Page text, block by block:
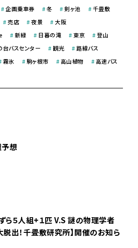
#企画乗車券 #冬 #剣ヶ池 #千畳敷
#売店 #夜景 # 大阪
# 新緑 # 日暮の滝 #東京 #登山
台バスセンター # 観光 # 路線バス
霧氷 #駒ヶ根市 #高山植物 #高速バス
想
ら５人組+１匹 V.S 謎の物理学者
出！千畳敷研究所】開催のお知ら